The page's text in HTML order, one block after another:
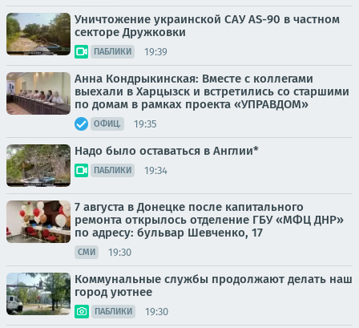
Уничтожение украинской САУ AS-90 в частном
секторе Дружковки
ПАБЛИКИ 19:39
Анна Кондрыкинская: Вместе с коллегами
выехали в Харцызск и встретились со старшими
по домам в рамках проекта «УПРАВДОМ»
ОФИЦ. 19:35
Надо было оставаться в Англии*
ПАБЛИКИ 19:34
7 августа в Донецке после капитального
ремонта открылось отделение ГБУ «МФЦ ДНР»
по адресу: бульвар Шевченко, 17
СМИ 19:30
Коммунальные службы продолжают делать наш
город уютнее
ПАБЛИКИ 19:30